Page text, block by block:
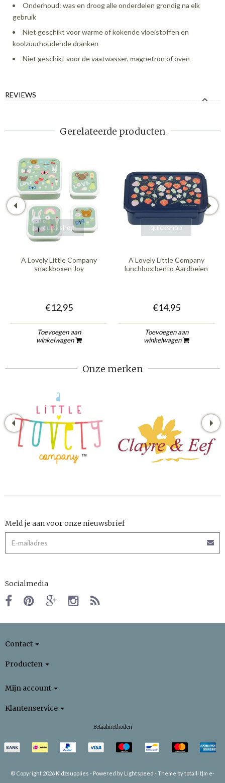
Onderhoud: was en droog alle onderdelen grondig na elk
gebruik
Niet geschikt voor warme of kokende vloeistoffen en
koolzuurhoudende dranken
Niet geschikt voor de vaatwasser, magnetron of oven
REVIEWS
Gerelateerde producten
quickshop
A Lovely Little Company
snackboxen Joy
€12,95
Toevoegen aan
winkelwagen
quickshop
A Lovely Little Company
lunchbox bento Aardbeien
€14,95
Toevoegen aan
winkelwagen
Onze merken
Meld je aan voor onze nieuwsbrief
Socialmedia
Contact
Producten
Mijn account
Klantenservice
Betaalmethoden
© Copyright 2026 Kidzsupplies - Powered by Lightspeed -Theme by totalli t|m e-